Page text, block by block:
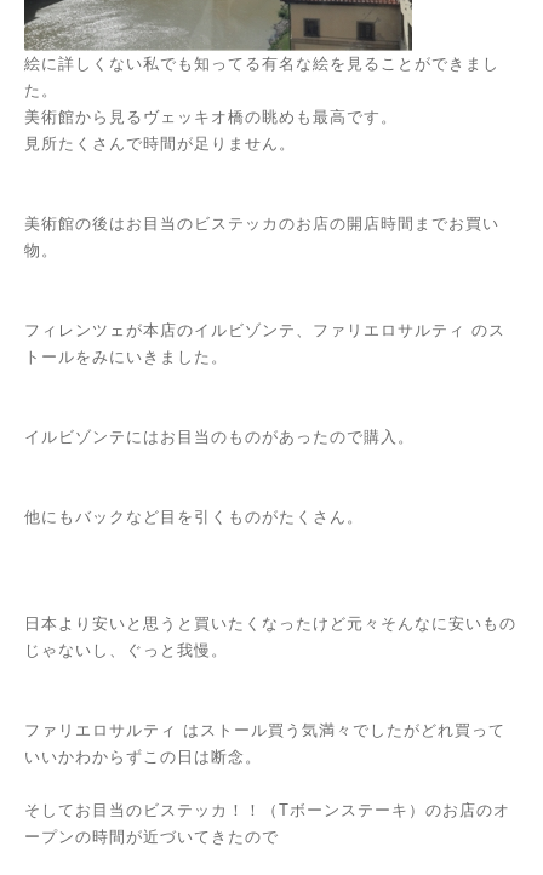
絵に詳しくない私でも知ってる有名な絵を見ることができまし
た。
美術館から見るヴェッキオ橋の眺めも最高です。
見所たくさんで時間が足りません。
美術館の後はお目当のビステッカのお店の開店時間までお買い
物。
フィレンツェが本店のイルビゾンテ、ファリエロサルティ のス
トールをみにいきました。
イルビゾンテにはお目当のものがあったので購入。
他にもバックなど目を引くものがたくさん。
日本より安いと思うと買いたくなったけど元々そんなに安いもの
じゃないし、ぐっと我慢。
ファリエロサルティ はストール買う気満々でしたがどれ買って
いいかわからずこの日は断念。
そしてお目当のビステッカ！！（Tボーンステーキ）のお店のオ
ープンの時間が近づいてきたので